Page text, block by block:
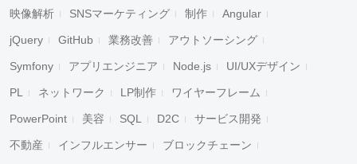
映像解析 SNSマーケティング 制作 Angular
jQuery GitHub 業務改善 アウトソーシング
Symfony アプリエンジニア Node.js UI/UXデザイン
PL ネットワーク LP制作 ワイヤーフレーム
PowerPoint 美容 SQL D2C サービス開発
不動産 インフルエンサー ブロックチェーン